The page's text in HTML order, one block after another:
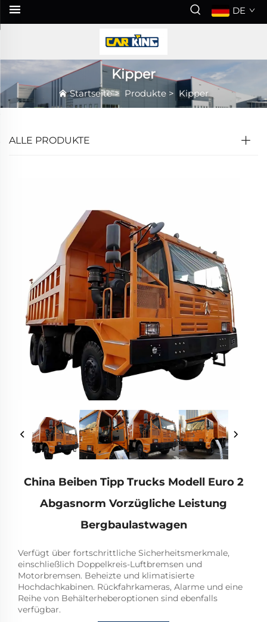
DE
Kipper
Startseite> Produkte > Kipper
ALLE PRODUKTE
China Beiben Tipp Trucks Modell Euro 2
Abgasnorm Vorzügliche Leistung
Bergbaulastwagen
Verfügt über fortschrittliche Sicherheitsmerkmale,
einschließlich Doppelkreis-Luftbremsen und
Motorbremsen. Beheizte und klimatisierte
Hochdachkabinen. Rückfahrkameras, Alarme und eine
Reihe von Behälterheberoptionen sind ebenfalls
verfügbar.